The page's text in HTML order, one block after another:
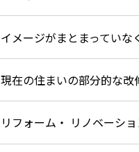
イメージがまとまっていな
現在の住まいの部分的な改
リフォーム・ リノベーシ